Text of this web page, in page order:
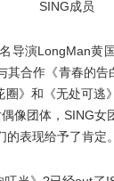
SING成员
演LongMan黄
其合作《青春的
》和《无处可逃
像团体，SING
表现给予了肯定。